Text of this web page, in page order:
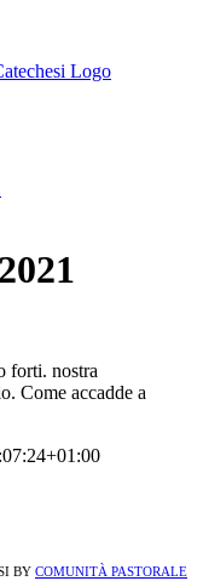
forti. nostra
Come accadde a
BY COMUNITÀ PASTORALE